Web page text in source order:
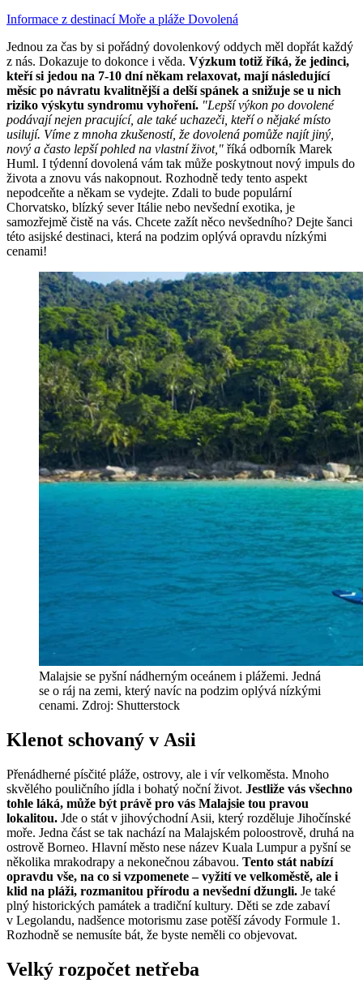
Informace z destinacíMoře a pláže Dovolená
Jednou za čas by si pořádný dovolenkový oddych měl dopřát každý
z nás. Dokazuje to dokonce i věda. Výzkum totiž říká, že jedinci,
kteří si jedou na 7-10 dní někam relaxovat, mají následující
měsíc po návratu kvalitnější a delší spánek a snižuje se u nich
riziko výskytu syndromu vyhoření. "Lepší výkon po dovolené
podávají nejen pracující, ale také uchazeči, kteří o nějaké místo
usilují. Víme z mnoha zkušeností, že dovolená pomůže najít jiný,
nový a často lepší pohled na vlastní život," říká odborník Marek
Huml. I týdenní dovolená vám tak může poskytnout nový impuls do
života a znovu vás nakopnout. Rozhodně tedy tento aspekt
nepodceňte a někam se vydejte. Zdali to bude populární
Chorvatsko, blízký sever Itálie nebo nevšední exotika, je
samozřejmě čistě na vás. Chcete zažít něco nevšedního? Dejte šanci
této asijské destinaci, která na podzim oplývá opravdu nízkými
cenami!
Malajsie se pyšní nádherným oceánem i plážemi. Jedná
se o ráj na zemi, který navíc na podzim oplývá nízkými
cenami. Zdroj: Shutterstock
Klenot schovaný v Asii
Přenádherné písčité pláže, ostrovy, ale i vír velkoměsta. Mnoho
skvělého pouličního jídla i bohatý noční život. Jestliže vás všechno
tohle láká, může být právě pro vás Malajsie tou pravou
lokalitou. Jde o stát v jihovýchodní Asii, který rozděluje Jihočínské
moře. Jedna část se tak nachází na Malajském poloostrově, druhá na
ostrově Borneo. Hlavní město nese název Kuala Lumpur a pyšní se
několika mrakodrapy a nekonečnou zábavou. Tento stát nabízí
opravdu vše, na co si vzpomenete – vyžití ve velkoměstě, ale i
klid na pláži, rozmanitou přírodu a nevšední džungli. Je také
plný historických památek a tradiční kultury. Děti se zde zabaví
v Legolandu, nadšence motorismu zase potěší závody Formule 1.
Rozhodně se nemusíte bát, že byste neměli co objevovat.
Velký rozpočet netřeba